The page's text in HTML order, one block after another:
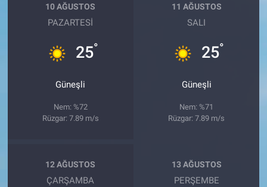
10 AĞUSTOS
PAZARTESI
25°
Güneşli
Nem: %72
Rüzgar: 7.89 m/s
11 AĞUSTOS
SALI
25°
Güneşli
Nem: %71
Rüzgar: 7.89 m/s
12 AĞUSTOS
ÇARŞAMBA
13 AĞUSTOS
PERŞEMBE